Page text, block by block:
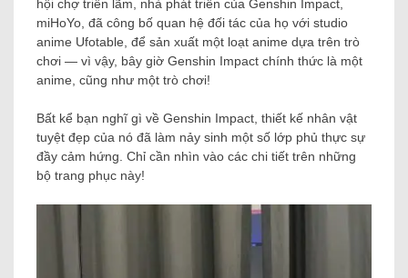
hội chợ triển lãm, nhà phát triển của Genshin Impact,
miHoYo, đã công bố quan hệ đối tác của họ với studio
anime Ufotable, để sản xuất một loạt anime dựa trên trò
chơi — vì vậy, bây giờ Genshin Impact chính thức là một
anime, cũng như một trò chơi!
Bất kể bạn nghĩ gì về Genshin Impact, thiết kế nhân vật
tuyệt đẹp của nó đã làm nảy sinh một số lớp phủ thực sự
đầy cảm hứng. Chỉ cần nhìn vào các chi tiết trên những
bộ trang phục này!